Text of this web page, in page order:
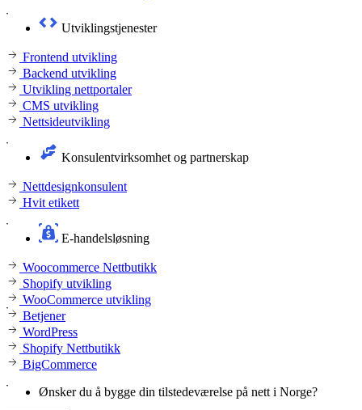
Utviklingstjenester
Frontend utvikling
Backend utvikling
Utvikling nettportaler
CMS utvikling
Nettsideutvikling
Konsulentvirksomhet og partnerskap
Nettdesignkonsulent
Hvit etikett
E-handelsløsning
Woocommerce Nettbutikk
Shopify utvikling
WooCommerce utvikling
Betjener
WordPress
Shopify Nettbutikk
BigCommerce
Ønsker du å bygge din tilstedeværelse på nett i Norge?